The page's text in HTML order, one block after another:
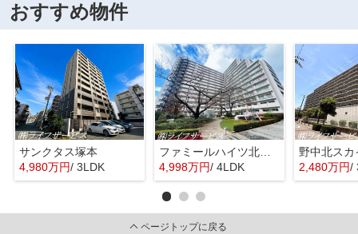
おすすめ物件
サンクタス塚本
4,980万円/ 3LDK
ファミールハイツ北大阪４号棟
4,998万円/ 4LDK
野中北スカ
2,480万円/
ページトップに戻る